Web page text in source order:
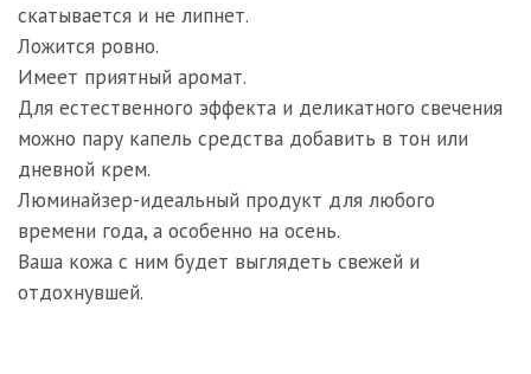
скатывается и не липнет.
Ложится ровно.
Имеет приятный аромат.
Для естественного эффекта и деликатного свечения
можно пару капель средства добавить в тон или
дневной крем.
Люминайзер-идеальный продукт для любого
времени года, а особенно на осень.
Ваша кожа с ним будет выглядеть свежей и
отдохнувшей.